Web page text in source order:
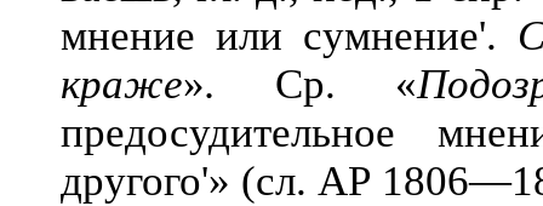
мнение или сумнение'.
краже». Ср. «
предосудительное
другого'» (сл. АР